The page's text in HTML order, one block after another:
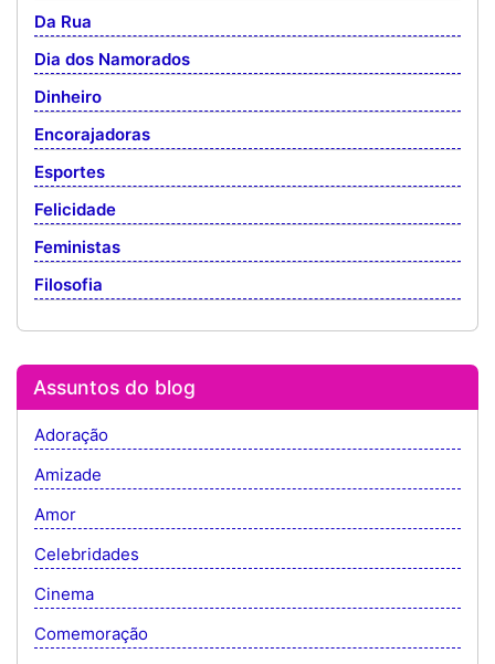
Da Rua
Dia dos Namorados
Dinheiro
Encorajadoras
Esportes
Felicidade
Feministas
Filosofia
Assuntos do blog
Adoração
Amizade
Amor
Celebridades
Cinema
Comemoração